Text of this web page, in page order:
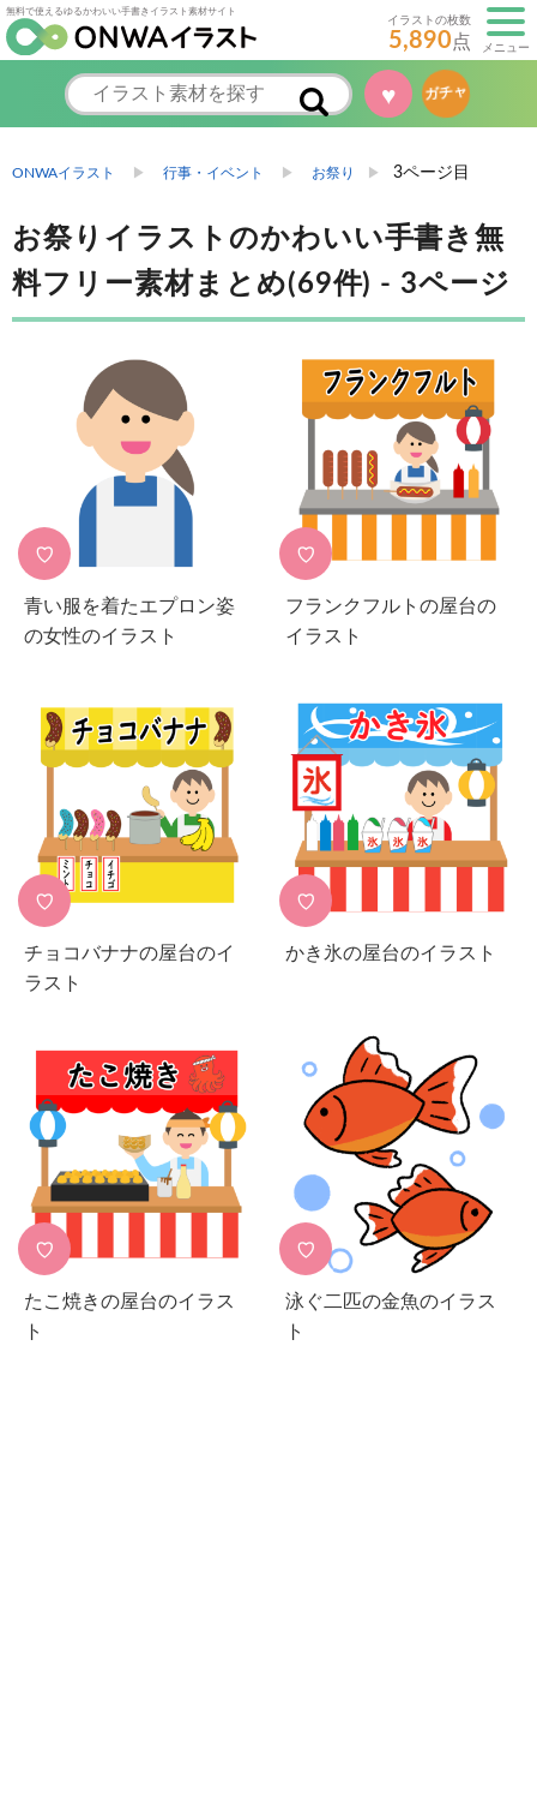
無料で使えるゆるかわいい手書きイラスト素材サイト
イラストの枚数
5,890点 メニュー
♥ ガチャ
ONWAイラスト 行事・イベント お祭り 3ページ目
お祭りイラストのかわいい手書き無
料フリー素材まとめ(69件) - 3ページ
♡
青い服を着たエプロン姿
の女性のイラスト
♡
フランクフルトの屋台の
イラスト
♡
チョコバナナの屋台のイ
ラスト
♡
かき氷の屋台のイラスト
♡
たこ焼きの屋台のイラス
ト
♡
泳ぐ二匹の金魚のイラス
ト